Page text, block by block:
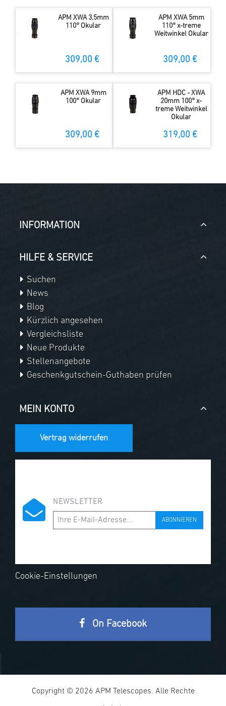
APM XWA 3,5mm
110° Okular
309,00 €
APM XWA 5mm
110° x-treme
Weitwinkel Okular
309,00 €
APM XWA 9mm
100° Okular
309,00 €
APM HDC - XWA
20mm 100° x-
treme Weitwinkel
Okular
319,00 €
INFORMATION
HILFE & SERVICE
Suchen
News
Blog
Kürzlich angesehen
Vergleichsliste
Neue Produkte
Stellenangebote
Geschenkgutschein-Guthaben prüfen
MEIN KONTO
Vertrag widerrufen
NEWSLETTER
ABONNIEREN
Cookie-Einstellungen
On Facebook
Copyright © 2026 APM Telescopes. Alle Rechte